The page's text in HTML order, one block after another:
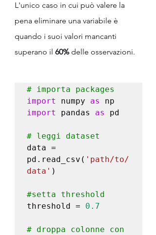
L'unico caso in cui può valere la
pena eliminare una variabile è
quando i suoi valori mancanti
superano il 60% delle osservazioni.
# importa packages
import
numpy as
import
pandas as pd
# leggi dataset
data =
pd.read_csv( 'path/to/
data' )
#setta threshold
threshold = 0.7
# droppa colonne con